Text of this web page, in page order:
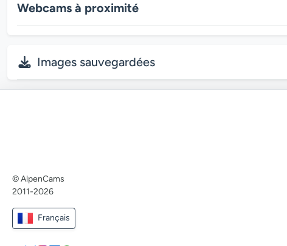
Webcams à proximité
Images sauvegardées
© AlpenCams
2011-2026
Français